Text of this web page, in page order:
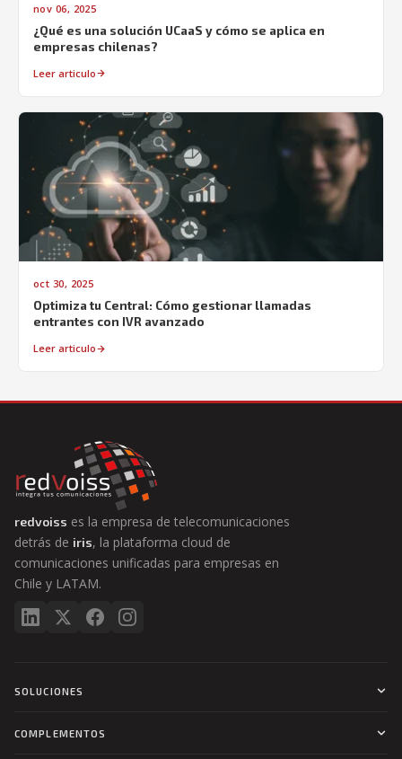
nov 06, 2025
¿Qué es una solución UCaaS y cómo se aplica en
empresas chilenas?
Leer articulo
oct 30, 2025
Optimiza tu Central: Cómo gestionar llamadas
entrantes con IVR avanzado
Leer articulo
redvoiss es la empresa de telecomunicaciones
detrás de iris, la plataforma cloud de
comunicaciones unificadas para empresas en
Chile y LATAM.
SOLUCIONES
Contact Center
COMPLEMENTOS